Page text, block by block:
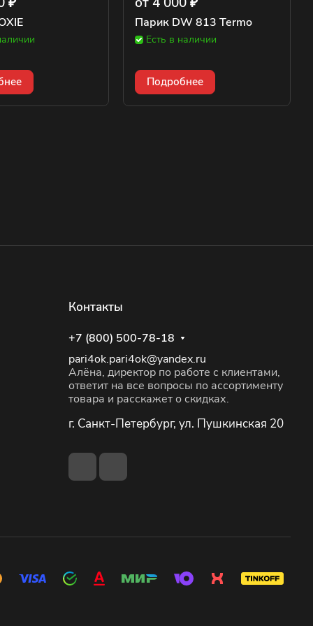
Парик DW 813 Termo
Есть в наличии
Подробнее
Контакты
+7 (800) 500-78-18
pari4ok.pari4ok@yandex.ru
Алёна, директор по работе с клиентами,
ответит на все вопросы по ассортименту
товара и расскажет о скидках.
г. Санкт-Петербург, ул. Пушкинская 20